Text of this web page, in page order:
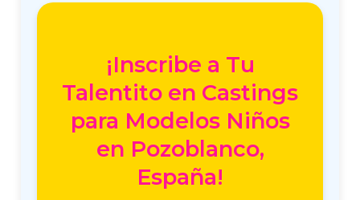
¡Inscribe a Tu
Talentito en Castings
para Modelos Niños
en Pozoblanco,
España!